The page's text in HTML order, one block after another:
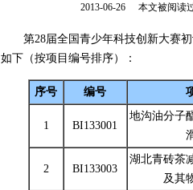
2013-06-26 本文被阅读
第28届全国青少年科技创新大赛初
如下（按项目编号排序）：
序号 编号
1 BI133001
地沟油分子
2 BI133003
湖北青砖茶
及其